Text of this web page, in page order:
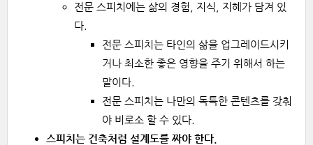
전문 스피치에는 삶의 경험, 지식, 지혜가 담겨 있
다.
전문 스피치는 타인의 삶을 업그레이드시키
거나 최소한 좋은 영향을 주기 위해서 하는
말이다.
전문 스피치는 나만의 독특한 콘텐츠를 갖춰
야 비로소 할 수 있다.
스피치는 건축처럼 설계도를 짜야 한다.